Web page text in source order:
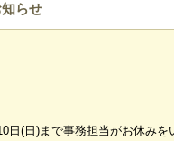
らせ
日(日)まで事務担当がお休みを